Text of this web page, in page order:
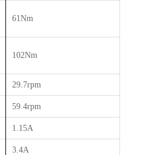
61Nm
102Nm
29.7rpm
59.4rpm
1.15A
3.4A